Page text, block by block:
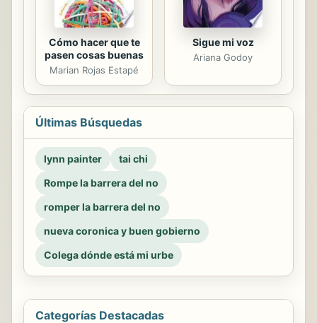
Cómo hacer que te
pasen cosas buenas
Marian Rojas Estapé
Sigue mi voz
Ariana Godoy
Últimas Búsquedas
lynn painter
tai chi
Rompe la barrera del no
romper la barrera del no
nueva coronica y buen gobierno
Colega dónde está mi urbe
Categorías Destacadas